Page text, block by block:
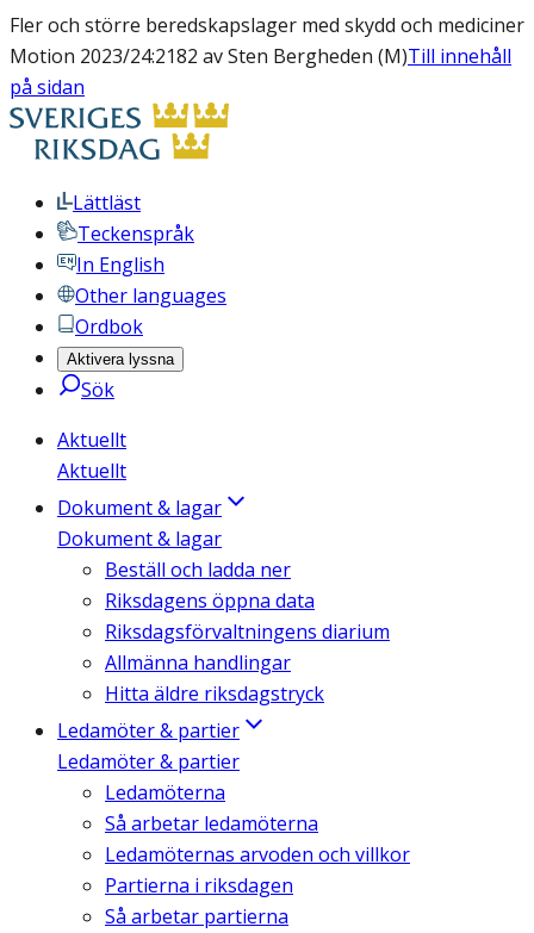
Fler och större beredskapslager med skydd och mediciner
Motion 2023/24:2182 av Sten Bergheden (M)Till innehåll
på sidan
Lättläst
Teckenspråk
In English
Other languages
Ordbok
Aktivera lyssna
Sök
Aktuellt
Aktuellt
Dokument & lagar
Dokument & lagar
Beställ och ladda ner
Riksdagens öppna data
Riksdagsförvaltningens diarium
Allmänna handlingar
Hitta äldre riksdagstryck
Ledamöter & partier
Ledamöter & partier
Ledamöterna
Så arbetar ledamöterna
Ledamöternas arvoden och villkor
Partierna i riksdagen
Så arbetar partierna